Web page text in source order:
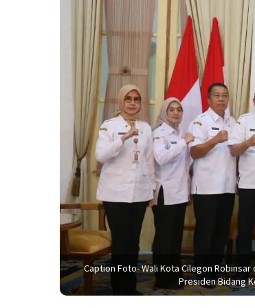
Caption Foto- Wali Kota Cilegon
Presiden Bidang